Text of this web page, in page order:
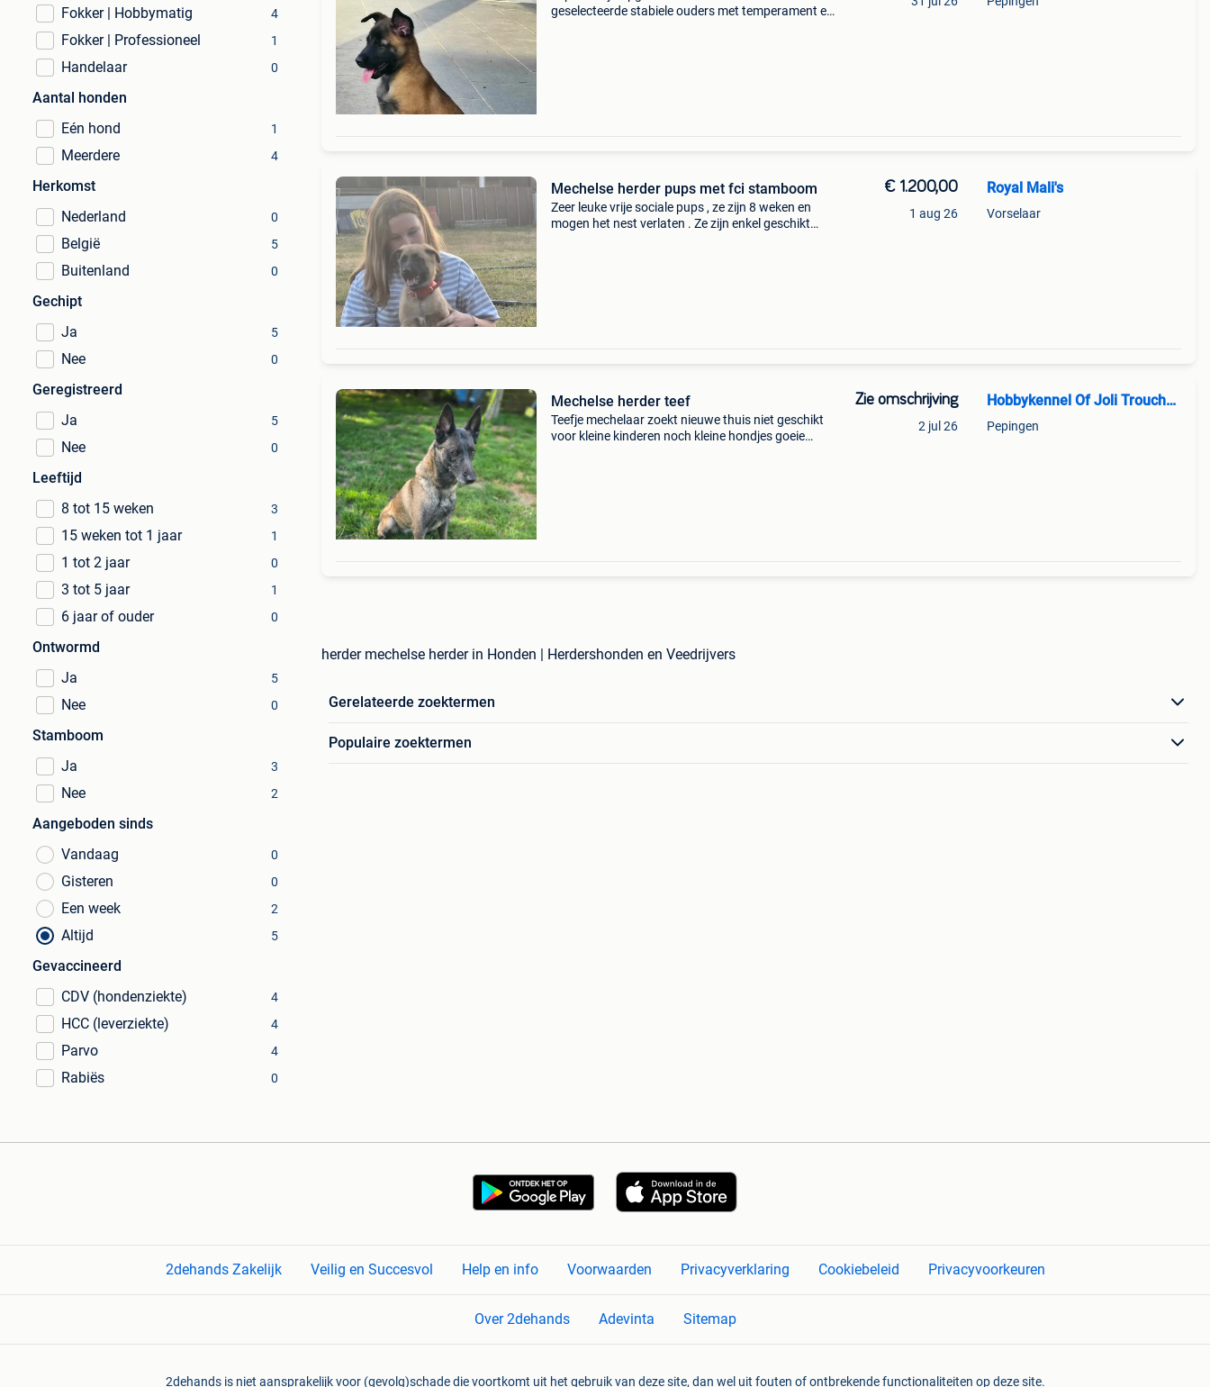
Fokker | Hobbymatig 4
Fokker | Professioneel 1
Handelaar 0
Aantal honden
Eén hond
1
Meerdere 4
Herkomst
Nederland
0
België 5
Buitenland 0
Gechipt
Ja
5
Nee 0
Geregistreerd
Ja
5
Nee 0
Leeftijd
8 tot 15 weken
3
15 weken tot 1 jaar 1
1 tot 2 jaar 0
3 tot 5 jaar 1
6 jaar of ouder 0
Ontwormd
Ja
5
Nee 0
Stamboom
Ja
3
Nee 2
Aangeboden sinds
Vandaag
0
Gisteren 0
Een week 2
Altijd 5
Gevaccineerd
CDV (hondenziekte)
4
HCC (leverziekte) 4
Parvo 4
Rabiës 0
geselecteerde stabiele ouders met temperament en
Mechelse herder pups met fci stamboom
Zeer leuke vrije sociale pups , ze zijn 8 weken en
mogen het nest verlaten . Ze zijn enkel geschikt
€ 1.200,00
1 aug 26
Royal Mali's
Vorselaar
Mechelse herder teef
Teefje mechelaar zoekt nieuwe thuis niet geschikt
voor kleine kinderen noch kleine hondjes goeie
Zie omschrijving
2 jul 26
Hobbykennel Of Joli Troucheaus
Pepingen
herder mechelse herder in Honden | Herdershonden en Veedrijvers
Gerelateerde zoektermen
Populaire zoektermen
2dehands Zakelijk Veilig en Succesvol Help en info Voorwaarden Privacyverklaring Cookiebeleid Privacyvoorkeuren
Over 2dehands Adevinta Sitemap
2dehands is niet aansprakelijk voor (gevolg)schade die voortkomt uit het gebruik van deze site, dan wel uit fouten of ontbrekende functionaliteiten op deze site.